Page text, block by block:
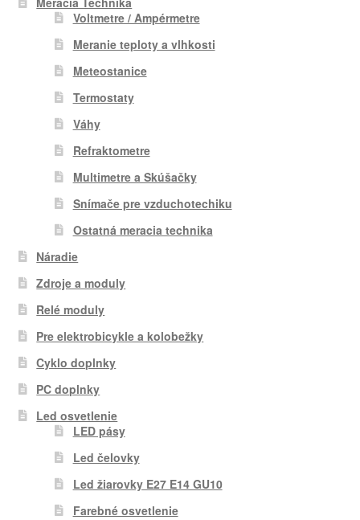
Voltmetre / Ampérmetre
Meranie teploty a vlhkosti
Meteostanice
Termostaty
Váhy
Refraktometre
Multimetre a Skúšačky
Snímače pre vzduchotechiku
Ostatná meracia technika
Náradie
Zdroje a moduly
Relé moduly
Pre elektrobicykle a kolobežky
Cyklo doplnky
PC doplnky
Led osvetlenie
LED pásy
Led čelovky
Led žiarovky E27 E14 GU10
Farebné osvetlenie